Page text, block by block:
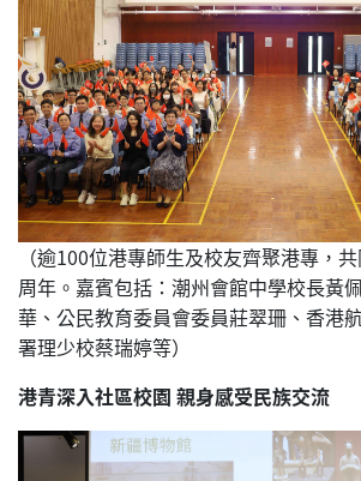
（逾100位港專師生及校友齊聚港專，
周年。嘉賓包括：潮州會館中學校長黃
華、公民教育委員會委員莊翠珊、香港
署理少校蔡瑞婷等）
港青深入社區校園 親身感受民族交流